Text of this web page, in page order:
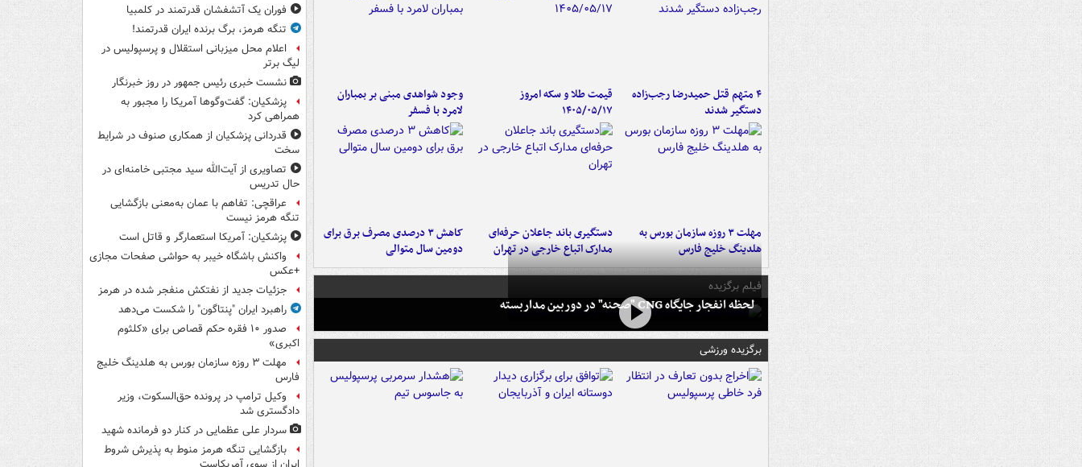
۴ متهم قتل حمیدرضا رجب‌زاده
دستگیر شدند
قیمت طلا و سکه امروز
۱۴۰۵/۰۵/۱۷
وجود شواهدی مبنی بر بمباران
لامرد با فسفر
مهلت ۳ روزه سازمان بورس به
هلدینگ خلیج فارس
دستگیری باند جاعلان حرفه‌ای
مدارک اتباع خارجی در تهران
کاهش ۳ درصدی مصرف برق برای
دومین سال متوالی
فیلم برگزیده
لحظه انفجار جایگاه CNG "صحنه" در دوربین مداربسته
برگزیده ورزشی
فوران یک آتشفشان قدرتمند در کلمبیا
تنگه هرمز، برگ برنده ایران قدرتمند!
اعلام محل میزبانی استقلال و پرسپولیس در
لیگ برتر
نشست خبری رئیس جمهور در روز خبرنگار
پزشکیان: گفت‌وگوها آمریکا را مجبور به
همراهی کرد
قدردانی پزشکیان از همکاری صنوف در شرایط
سخت
تصاویری از آیت‌الله سید مجتبی خامنه‌ای در
حال تدریس
عراقچی: تفاهم با عمان به‌معنی بازگشایی
تنگه هرمز نیست
پزشکیان: آمریکا استعمارگر و قاتل است
واکنش باشگاه خیبر به حواشی صفحات مجازی
+عکس
جزئیات جدید از نفتکش منفجر شده در هرمز
راهبرد ایران "پنتاگون" را شکست می‌دهد
صدور ۱۰ فقره حکم قصاص برای «کلثوم
اکبری»
مهلت ۳ روزه سازمان بورس به هلدینگ خلیج
فارس
وکیل ترامپ در پرونده حق‌السکوت، وزیر
دادگستری شد
سردار علی عظمایی در کنار دو فرمانده شهید
بازگشایی تنگه هرمز منوط به پذیرش شروط